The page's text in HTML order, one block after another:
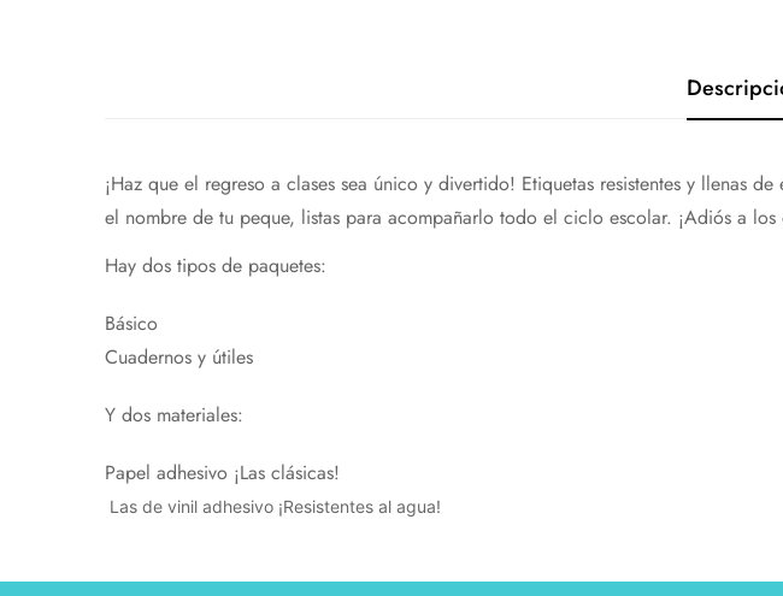
¡Haz que el regreso a clases sea único y divertido! Etiquetas resistentes y llenas
el nombre de tu peque, listas para acompañarlo todo el ciclo escolar. ¡Adiós a
Hay dos tipos de paquetes:
Básico
Cuadernos y útiles
Y dos materiales:
Papel adhesivo ¡Las clásicas!
Las de vinil adhesivo ¡Resistentes al agua!